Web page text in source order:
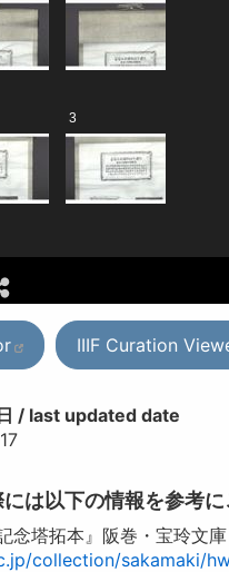
IIIF Curation
/ last updated date
は以下の情報を参考に
念塔拓本』阪巻・宝玲文
collection/sakamaki/